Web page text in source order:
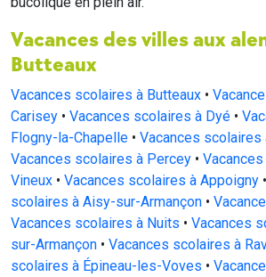
Vacances des villes aux
Butteaux
Vacances scolaires à Butteaux •
Carisey • Vacances scolaires à Dyé •
Flogny-la-Chapelle • Vacances scolaires
Vacances scolaires à Percey •
Vineux • Vacances scolaires à Appoigny •
scolaires à Aisy-sur-Armançon •
Vacances scolaires à Nuits • Vacances
sur-Armançon • Vacances scolaires à
scolaires à Épineau-les-Voves •